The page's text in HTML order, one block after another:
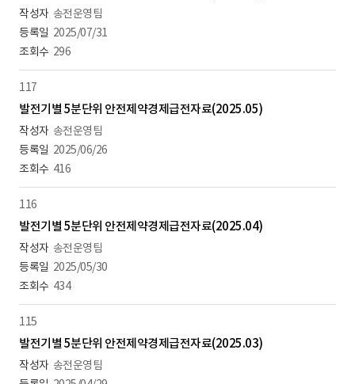
송전운영팀
2025/07/31
296
117
발전기별 5분단위 안전제약경제급전자료(2025.05)
송전운영팀
2025/06/26
416
116
발전기별 5분단위 안전제약경제급전자료(2025.04)
송전운영팀
2025/05/30
434
115
발전기별 5분단위 안전제약경제급전자료(2025.03)
송전운영팀